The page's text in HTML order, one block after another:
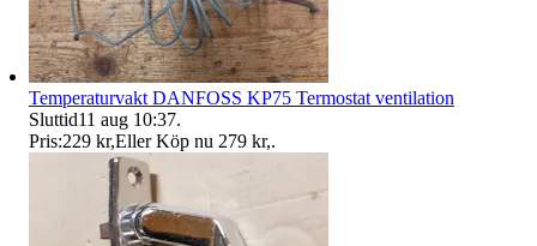
Temperaturvakt DANFOSS KP75 Termostat ventilation
Sluttid11 aug 10:37.
Pris:229 kr,Eller Köp nu 279 kr,.